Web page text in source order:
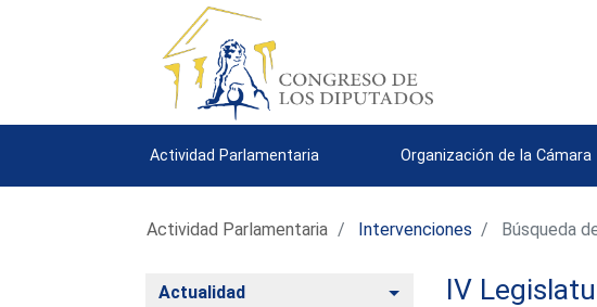
Actividad Parlamentaria Organización de la Cámara
Actividad Parlamentaria Intervenciones Búsqueda
Actualidad Alternar
IV